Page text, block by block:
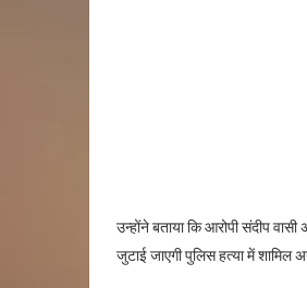
उन्होंने बताया कि आरोपी संदीप
जुटाई जाएगी पुलिस हत्या में शामिल